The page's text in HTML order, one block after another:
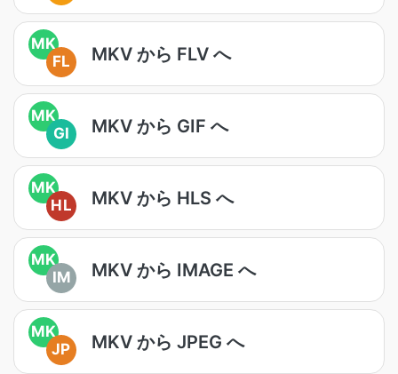
MK
FL
MKV から FLV へ
MK
GI
MKV から GIF へ
MK
HL
MKV から HLS へ
MK
IM
MKV から IMAGE へ
MK
JP
MKV から JPEG へ